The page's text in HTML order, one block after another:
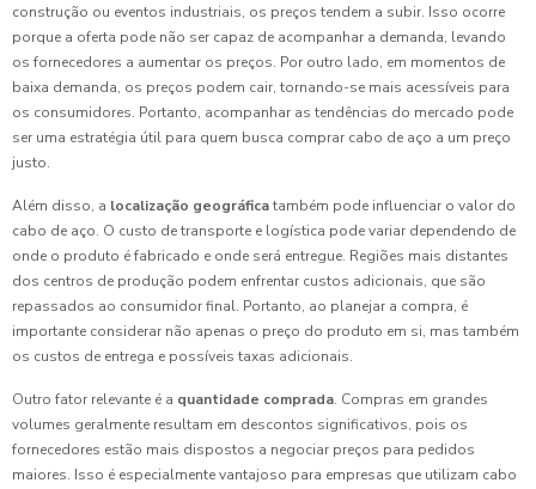
construção ou eventos industriais, os preços tendem a subir. Isso ocorre
porque a oferta pode não ser capaz de acompanhar a demanda, levando
os fornecedores a aumentar os preços. Por outro lado, em momentos de
baixa demanda, os preços podem cair, tornando-se mais acessíveis para
os consumidores. Portanto, acompanhar as tendências do mercado pode
ser uma estratégia útil para quem busca comprar cabo de aço a um preço
justo.
Além disso, a localização geográficatambém pode influenciar o valor do
cabo de aço. O custo de transporte e logística pode variar dependendo de
onde o produto é fabricado e onde será entregue. Regiões mais distantes
dos centros de produção podem enfrentar custos adicionais, que são
repassados ao consumidor final. Portanto, ao planejar a compra, é
importante considerar não apenas o preço do produto em si, mas também
os custos de entrega e possíveis taxas adicionais.
Outro fator relevante é a quantidade comprada. Compras em grandes
volumes geralmente resultam em descontos significativos, pois os
fornecedores estão mais dispostos a negociar preços para pedidos
maiores. Isso é especialmente vantajoso para empresas que utilizam cabo